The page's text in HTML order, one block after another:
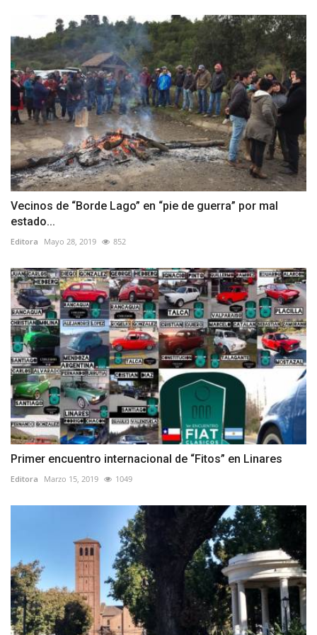
Vecinos de “Borde Lago” en “pie de guerra” por mal
estado...
Editora Mayo 28, 2019 852
Primer encuentro internacional de “Fitos” en Linares
Editora Marzo 15, 2019 1049